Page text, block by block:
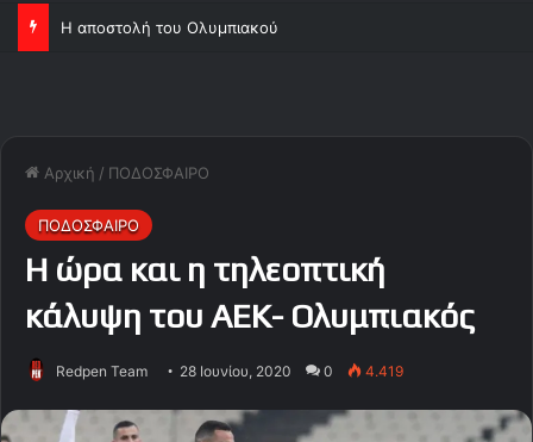
Η αποστολή του Ολυμπιακού
Αρχική / ΠΟΔΟΣΦΑΙΡΟ
ΠΟΔΟΣΦΑΙΡΟ
Η ώρα και η τηλεοπτική
κάλυψη του ΑΕΚ- Ολυμπιακός
Redpen Team 28 Ιουνίου, 2020 0 4.419